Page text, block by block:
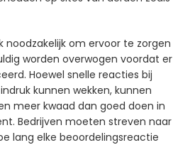
noodzakelijk om ervoor te zorgen
worden overwogen voordat er
Hoewel snelle reacties bij
kunnen wekken, kunnen
meer kwaad dan goed doen in
Bedrijven moeten streven naar
lang elke beoordelingsreactie